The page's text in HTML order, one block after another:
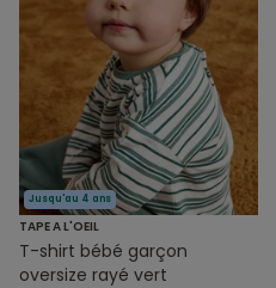
Jusqu'au 4 ans
TAPE A L'OEIL
T-shirt bébé garçon
oversize rayé vert